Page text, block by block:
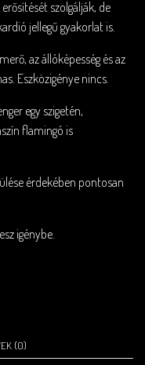
szolgálják, de
jellegű gyakorlat is.
az állóképesség és az
Eszközigénye nincs.
egy szigetén,
flamingó is
érdekében pontosan
igénybe.
(0)